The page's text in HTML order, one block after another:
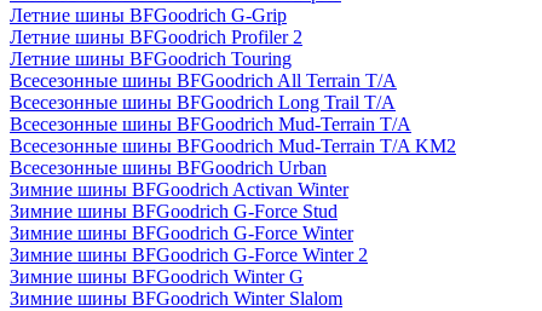
Летние шины BFGoodrich G-Grip
Летние шины BFGoodrich Profiler 2
Летние шины BFGoodrich Touring
Всесезонные шины BFGoodrich All Terrain T/A
Всесезонные шины BFGoodrich Long Trail T/A
Всесезонные шины BFGoodrich Mud-Terrain T/A
Всесезонные шины BFGoodrich Mud-Terrain T/A KM2
Всесезонные шины BFGoodrich Urban
Зимние шины BFGoodrich Activan Winter
Зимние шины BFGoodrich G-Force Stud
Зимние шины BFGoodrich G-Force Winter
Зимние шины BFGoodrich G-Force Winter 2
Зимние шины BFGoodrich Winter G
Зимние шины BFGoodrich Winter Slalom